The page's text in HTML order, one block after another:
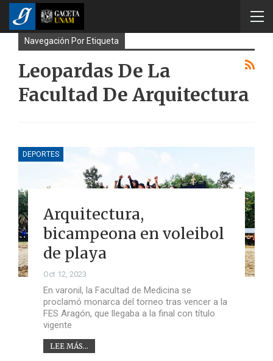
Navegación Por Etiqueta
Leopardas De La
Facultad De Arquitectura
DEPORTES
Arquitectura,
bicampeona en voleibol
de playa
Oct 12, 2023
En varonil, la Facultad de Medicina se
proclamó monarca del torneo tras vencer a la
FES Aragón, que llegaba a la final con título
vigente
LEE MÁS...